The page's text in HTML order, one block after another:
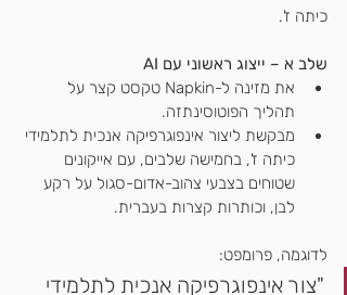
כיתה ז'.
שלב א – ייצוג ראשוני עם AI
את מזינה ל-Napkin טקסט קצר על
תהליך הפוטוסינתזה.
מבקשת ליצור אינפוגרפיקה אנכית לתלמידי
כיתה ז', בחמישה שלבים, עם אייקונים
שטוחים בצבעי צהוב-אדום-סגול על רקע
לבן, וכותרות קצרות בעברית.
לדוגמה, פרומפט:
"צור אינפוגרפיקה אנכית לתלמידי